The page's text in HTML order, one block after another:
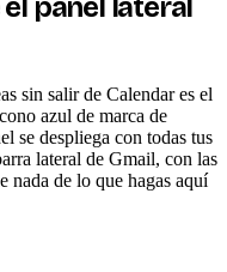
panel lateral
sin salir de Calendar es el
azul de marca de
se despliega con todas tus
lateral de Gmail, con las
nada de lo que hagas aquí